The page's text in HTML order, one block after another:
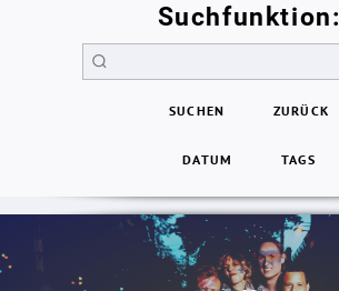
Suchfunktion:
SUCHEN ZURÜCK
DATUM TAGS